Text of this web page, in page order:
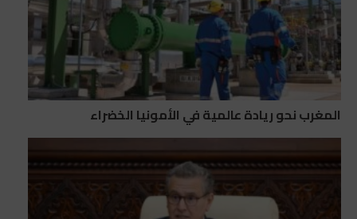
المغرب نحو ريادة عالمية في الأمونيا الخضراء